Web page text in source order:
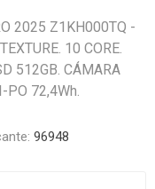
2025 Z1KH000TQ -
10 CORE.
512GB. CÁMARA
PO 72,4Wh.
96948